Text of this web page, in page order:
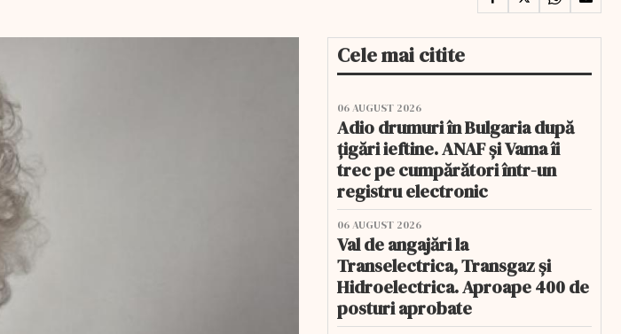
Cele mai citite
06 AUGUST 2026
Adio drumuri în Bulgaria după
țigări ieftine. ANAF și Vama îi
trec pe cumpărători într-un
registru electronic
06 AUGUST 2026
Val de angajări la
Transelectrica, Transgaz și
Hidroelectrica. Aproape 400 de
posturi aprobate